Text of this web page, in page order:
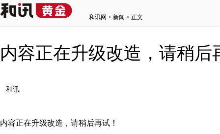
和讯网 > 新闻 > 正文
内容正在升级改造，请稍后
和讯
内容正在升级改造，请稍后再试！